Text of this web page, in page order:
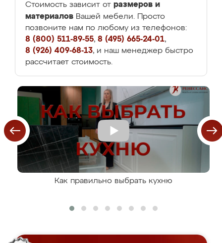
Стоимость зависит от размеров и
материалов Вашей мебели. Просто
позвоните нам по любому из телефонов:
8 (800) 511-89-55, 8 (495) 665-24-01,
8 (926) 409-68-13, и наш менеджер быстро
рассчитает стоимость.
Как правильно выбрать кухню